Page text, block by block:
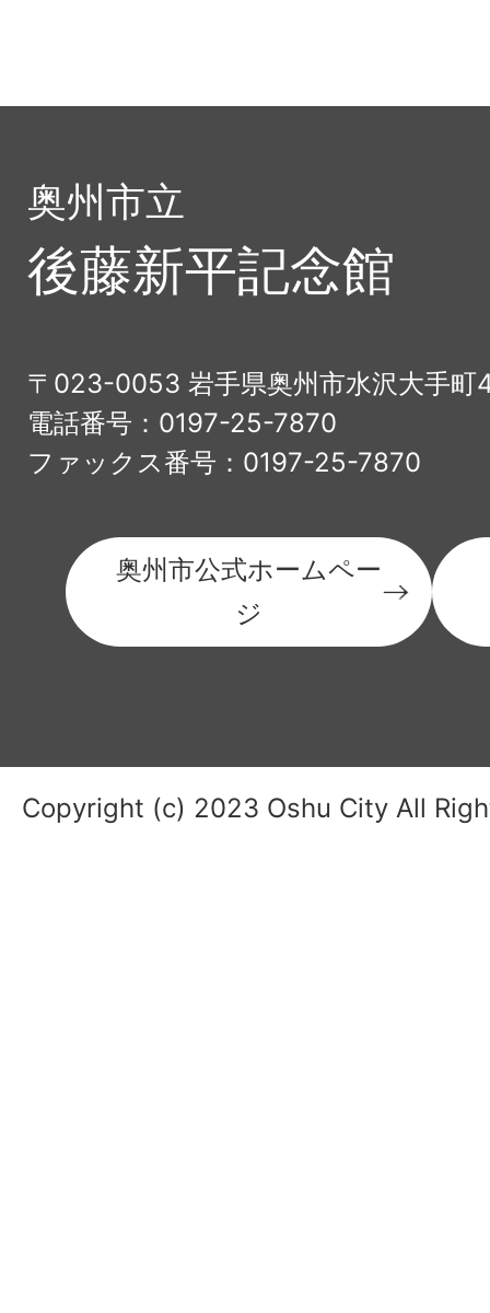
奥州市立
後藤新平記念館
〒023-0053 岩手県奥州市水沢大手町
電話番号：0197-25-7870
ファックス番号：0197-25-7870
奥州市公式ホームペー
ジ
Copyright (c) 2023 Oshu City All